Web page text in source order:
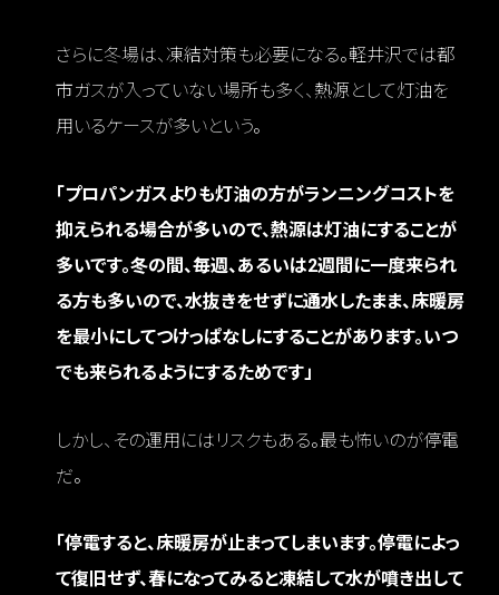
さらに冬場は、凍結対策も必要になる。軽井沢では都
市ガスが入っていない場所も多く、熱源として灯油を
用いるケースが多いという。
「プロパンガスよりも灯油の方がランニングコストを
抑えられる場合が多いので、熱源は灯油にすることが
多いです。冬の間、毎週、あるいは2週間に一度来られ
る方も多いので、水抜きをせずに通水したまま、床暖房
を最小にしてつけっぱなしにすることがあります。いつ
でも来られるようにするためです」
しかし、その運用にはリスクもある。最も怖いのが停電
だ。
「停電すると、床暖房が止まってしまいます。停電によっ
て復旧せず、春になってみると凍結して水が噴き出して